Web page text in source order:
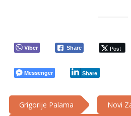
Viber Share Post
Messenger Share
Grigorije Palama
Novi